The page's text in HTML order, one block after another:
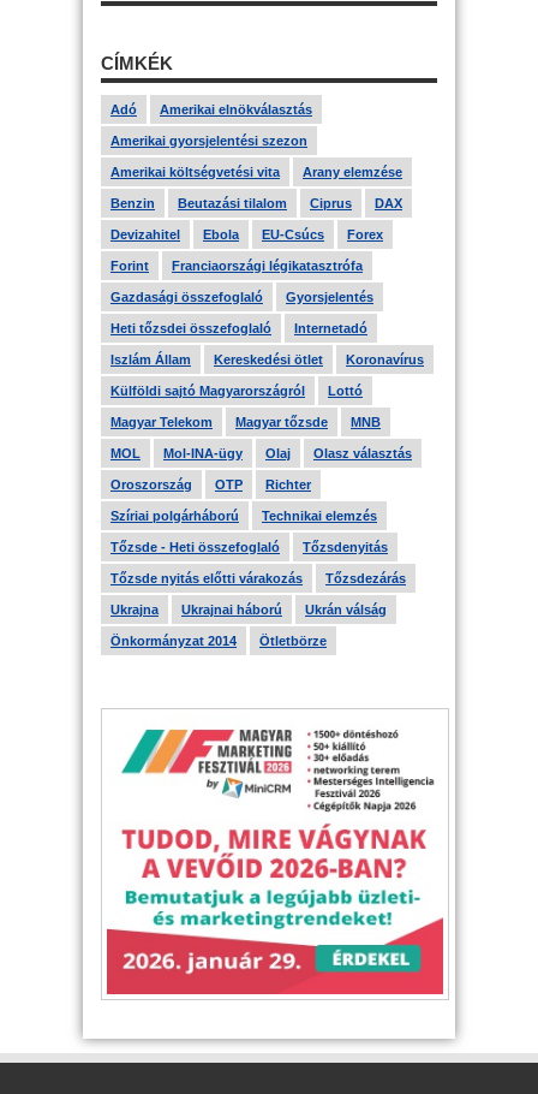
CÍMKÉK
Adó Amerikai elnökválasztás
Amerikai gyorsjelentési szezon
Amerikai költségvetési vita Arany elemzése
Benzin Beutazási tilalom Ciprus DAX
Devizahitel Ebola EU-Csúcs Forex
Forint Franciaországi légikatasztrófa
Gazdasági összefoglaló Gyorsjelentés
Heti tőzsdei összefoglaló Internetadó
Iszlám Állam Kereskedési ötlet Koronavírus
Külföldi sajtó Magyarországról Lottó
Magyar Telekom Magyar tőzsde MNB
MOL Mol-INA-ügy Olaj Olasz választás
Oroszország OTP Richter
Szíriai polgárháború Technikai elemzés
Tőzsde - Heti összefoglaló Tőzsdenyitás
Tőzsde nyitás előtti várakozás Tőzsdezárás
Ukrajna Ukrajnai háború Ukrán válság
Önkormányzat 2014 Ötletbörze